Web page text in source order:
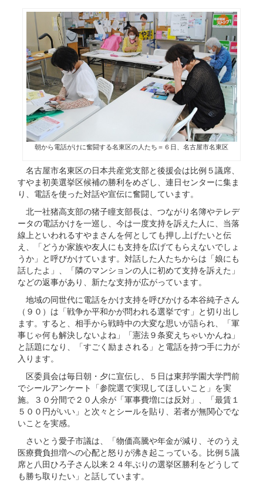
朝から電話がけに奮闘する名東区の人たち＝６日、名古屋市名東区
名古屋市名東区の日本共産党支部と後援会は比例５議席、
すやま初美選挙区候補の勝利をめざし、連日センターに集ま
り、電話を使った対話や宣伝に奮闘しています。
北一社猪高支部の猪子瞳支部長は、つながり名簿やテレデ
ータの電話かけを一巡し、今は一度支持を訴えた人に、当落
線上といわれるすやまさんを何としても押し上げたいと伝
え、「どうか家族や友人にも支持を広げてもらえないでしょ
うか」と呼びかけています。対話した人たちからは「娘にも
話したよ」、「隣のマンションの人に初めて支持を訴えた」
などの返事があり、新たな支持が広がっています。
地域の同世代に電話をかけ支持を呼びかける本谷純子さん
（９０）は「戦争か平和かが問われる選挙です」と切り出し
ます。すると、相手から戦時中の大変な思いが語られ、「軍
事じゃ何も解決しないよね」「憲法９条変えちゃいかんね」
と話題になり、「すごく励まされる」と電話を持つ手に力が
入ります。
区委員会は毎日朝・夕に宣伝し、５日は東邦学園大学門前
でシールアンケート「参院選で実現してほしいこと」を実
施。３０分間で２０人余が「軍事費増には反対」、「最賃１
５００円がいい」と次々とシールを貼り、若者が無関心でな
いことを実感。
さいとう愛子市議は、「物価高騰や年金が減り、そのうえ
医療費負担増への心配と怒りが沸き起こっている。比例５議
席と八田ひろ子さん以来２４年ぶりの選挙区勝利をどうして
も勝ち取りたい」と話しています。